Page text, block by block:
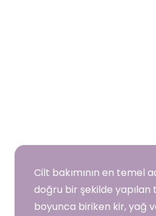
Cilt bakımının en temel
doğru bir şekilde yapılan
boyunca biriken kir, yağ